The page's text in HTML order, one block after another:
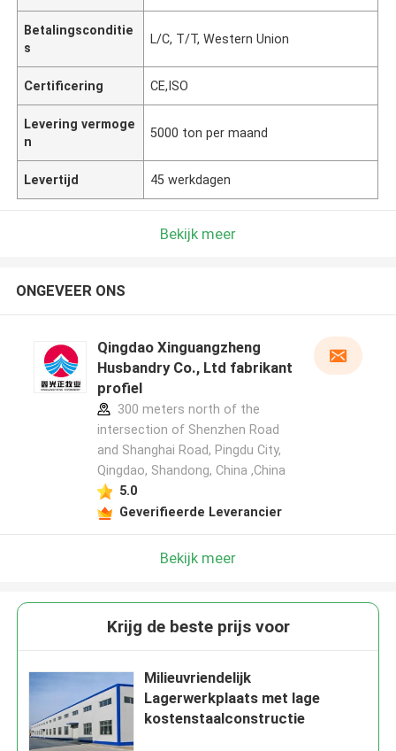
Betalingsconditie
s
L/C, T/T, Western Union
Certificering CE,ISO
Levering vermoge
n
5000 ton per maand
Levertijd 45 werkdagen
Bekijk meer
ONGEVEER ONS
Qingdao Xinguangzheng
Husbandry Co., Ltd fabrikant
profiel
300 meters north of the
intersection of Shenzhen Road
and Shanghai Road, Pingdu City,
Qingdao, Shandong, China ,China
5.0
Geverifieerde Leverancier
Bekijk meer
Krijg de beste prijs voor
Milieuvriendelijk
Lagerwerkplaats met lage
kostenstaalconstructie